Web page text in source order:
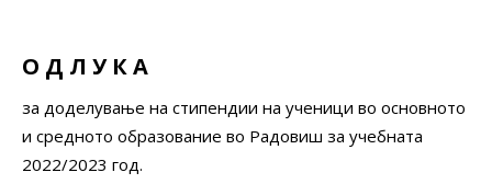
О Д Л У К А
за доделување на стипендии на ученици во основното
и средното образование во Радовиш за учебната
2022/2023 год.